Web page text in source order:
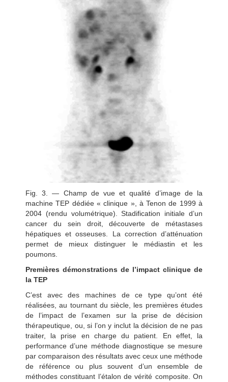
Fig. 3. — Champ de vue et qualité d’image de la
machine TEP dédiée « clinique », à Tenon de 1999 à
2004 (rendu volumétrique). Stadification initiale d’un
cancer du sein droit, découverte de métastases
hépatiques et osseuses. La correction d’atténuation
permet de mieux distinguer le médiastin et les
poumons.
Premières démonstrations de l’impact clinique de
la TEP
C’est avec des machines de ce type qu’ont été
réalisées, au tournant du siècle, les premières études
de l’impact de l’examen sur la prise de décision
thérapeutique, ou, si l’on y inclut la décision de ne pas
traiter, la prise en charge du patient. En effet, la
performance d’une méthode diagnostique se mesure
par comparaison des résultats avec ceux une méthode
de référence ou plus souvent d’un ensemble de
méthodes constituant l’étalon de vérité composite. On